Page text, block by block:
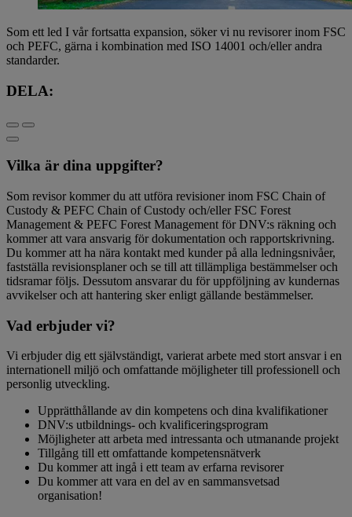
Som ett led I vår fortsatta expansion, söker vi nu revisorer inom FSC
och PEFC, gärna i kombination med ISO 14001 och/eller andra
standarder.
DELA:
Vilka är dina uppgifter?
Som revisor kommer du att utföra revisioner inom FSC Chain of
Custody & PEFC Chain of Custody och/eller FSC Forest
Management & PEFC Forest Management för DNV:s räkning och
kommer att vara ansvarig för dokumentation och rapportskrivning.
Du kommer att ha nära kontakt med kunder på alla ledningsnivåer,
fastställa revisionsplaner och se till att tillämpliga bestämmelser och
tidsramar följs. Dessutom ansvarar du för uppföljning av kundernas
avvikelser och att hantering sker enligt gällande bestämmelser.
Vad erbjuder vi?
Vi erbjuder dig ett självständigt, varierat arbete med stort ansvar i en
internationell miljö och omfattande möjligheter till professionell och
personlig utveckling.
Upprätthållande av din kompetens och dina kvalifikationer
DNV:s utbildnings- och kvalificeringsprogram
Möjligheter att arbeta med intressanta och utmanande projekt
Tillgång till ett omfattande kompetensnätverk
Du kommer att ingå i ett team av erfarna revisorer
Du kommer att vara en del av en sammansvetsad
organisation!